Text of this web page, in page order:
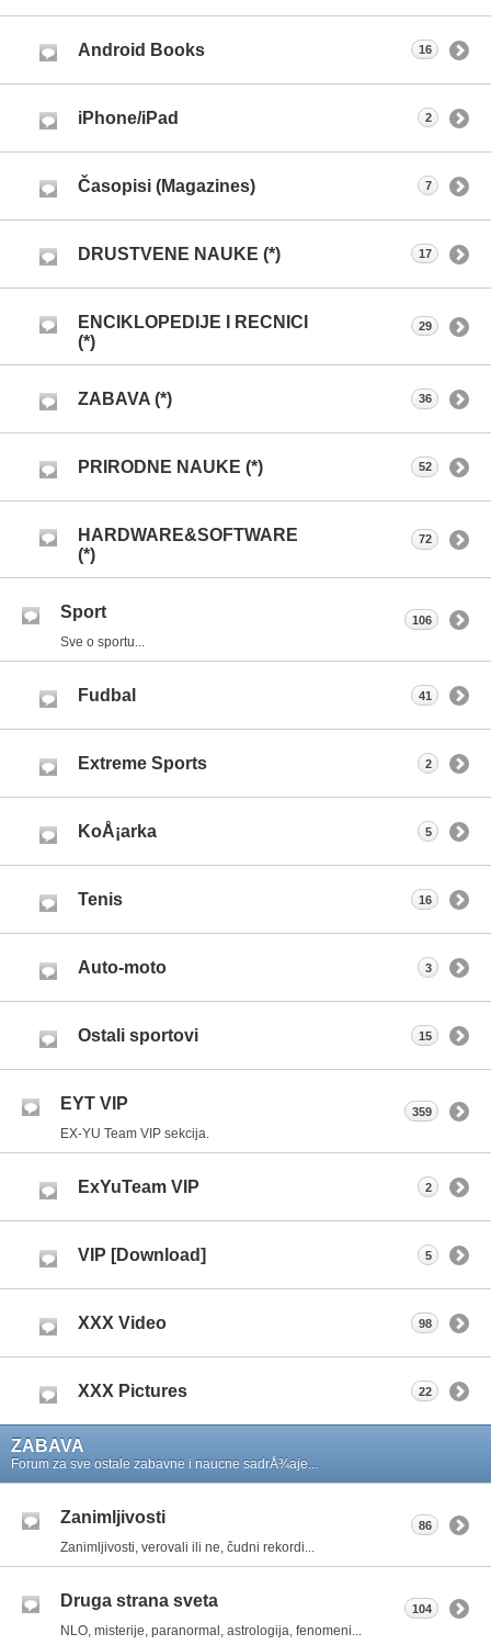
Android Books 16
iPhone/iPad 2
Časopisi (Magazines) 7
DRUSTVENE NAUKE (*) 17
ENCIKLOPEDIJE I RECNICI
(*)
29
ZABAVA (*) 36
PRIRODNE NAUKE (*) 52
HARDWARE&SOFTWARE
(*)
72
Sport
Sve o sportu...
106
Fudbal 41
Extreme Sports 2
KoÅ¡arka 5
Tenis 16
Auto-moto 3
Ostali sportovi 15
EYT VIP
EX-YU Team VIP sekcija.
359
ExYuTeam VIP 2
VIP [Download] 5
XXX Video 98
XXX Pictures 22
ZABAVA
Forum za sve ostale zabavne i naucne sadrÅ¾aje...
Zanimljivosti
Zanimljivosti, verovali ili ne, čudni rekordi...
86
Druga strana sveta
NLO, misterije, paranormal, astrologija, fenomeni...
104